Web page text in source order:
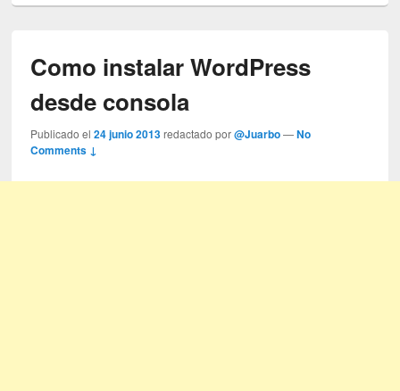
Como instalar WordPress
desde consola
Publicado el24 junio 2013 redactado por@Juarbo —No
Comments ↓